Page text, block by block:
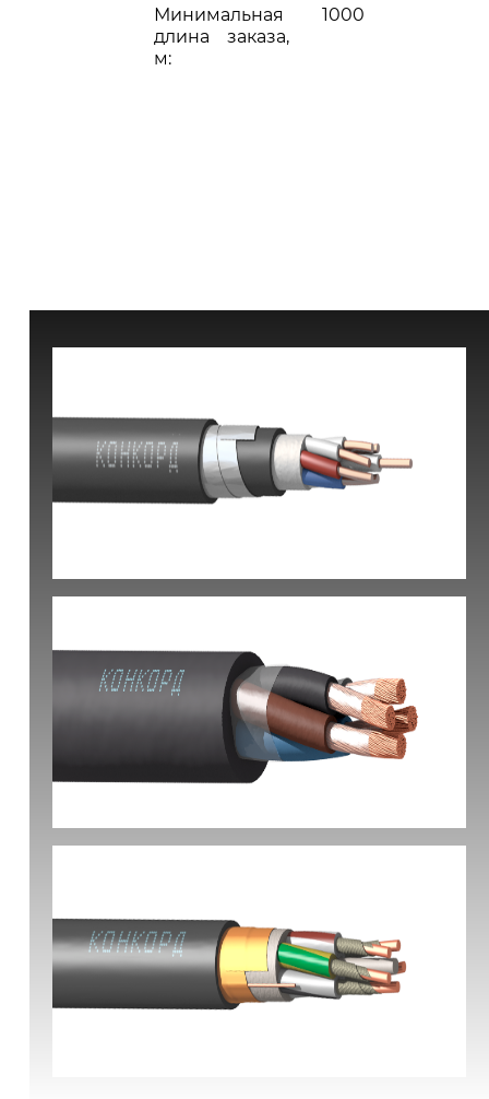
Минимальная
длина заказа,
м:
1000
КВБбШвнг(А) -LS
КГ-ХЛ